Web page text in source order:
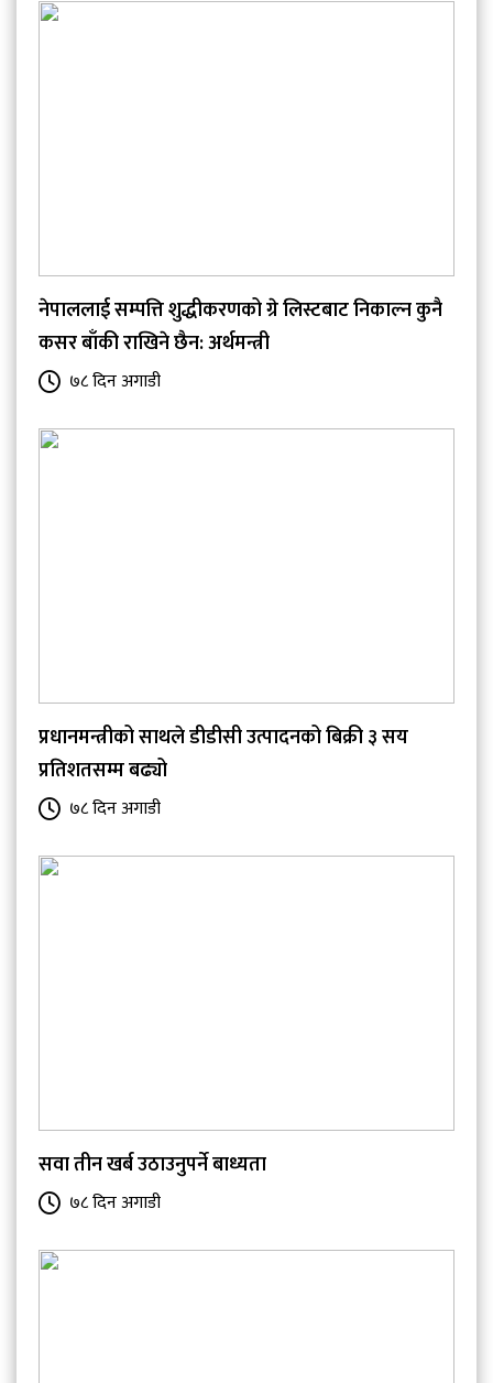
नेपाललाई सम्पत्ति शुद्धीकरणको ग्रे लिस्टबाट निकाल्न कुनै
कसर बाँकी राखिने छैन: अर्थमन्त्री
७८ दिन अगाडी
प्रधानमन्त्रीको साथले डीडीसी उत्पादनको बिक्री ३ सय
प्रतिशतसम्म बढ्यो
७८ दिन अगाडी
सवा तीन खर्ब उठाउनुपर्ने बाध्यता
७८ दिन अगाडी